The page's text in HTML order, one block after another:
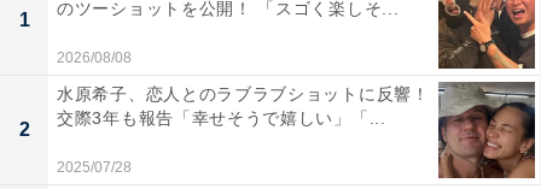
1
のツーショットを公開！ 「スゴく楽しそ...
2026/08/08
2
水原希子、恋人とのラブラブショットに反響！
交際3年も報告「幸せそうで嬉しい」「...
2025/07/28